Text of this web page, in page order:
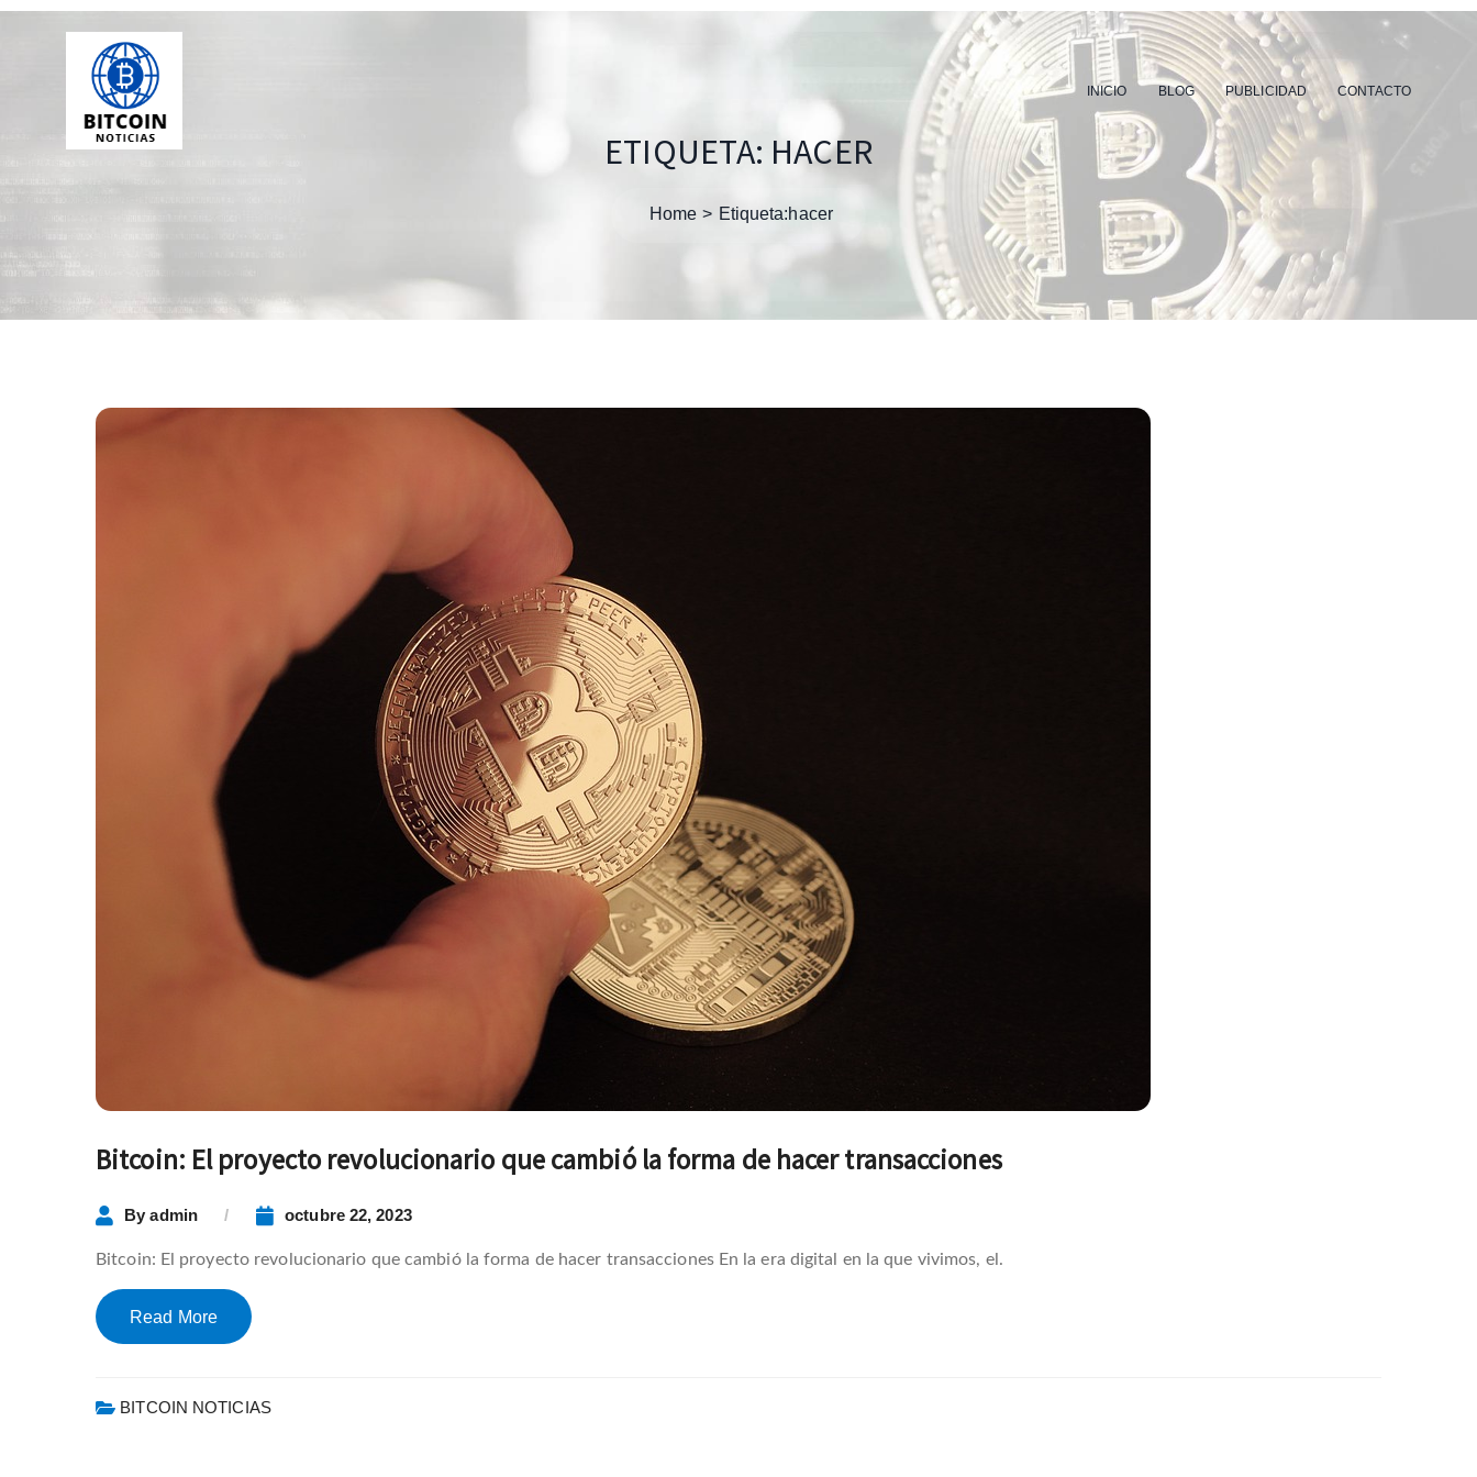
INICIO BLOG PUBLICIDAD CONTACTO
ETIQUETA: HACER
Home Etiqueta:hacer
Bitcoin: El proyecto revolucionario que cambió la forma de hacer transacciones
Byadmin octubre 22, 2023
Bitcoin: El proyecto revolucionario que cambió la forma de hacer transacciones En la era digital en la que vivimos, el.
Read More
BITCOIN NOTICIAS